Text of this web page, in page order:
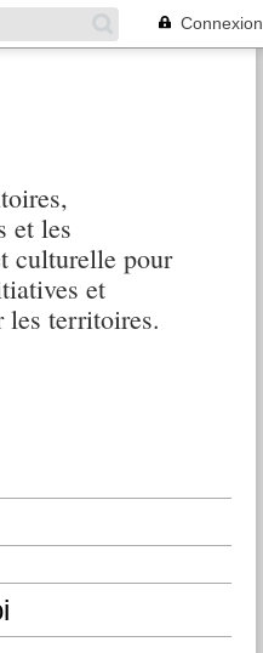
Connexion
et les
culturelle pour
et
les territoires.